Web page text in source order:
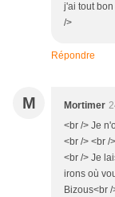
j'ai tout
/>
Répondre
M Mortimer
<br /> Je
<br /> <br /
<br /> Je
irons où
Bizous<br